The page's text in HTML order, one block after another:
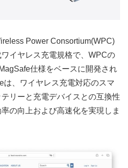
Power Consortium(WPC)
イヤレス充電規格で、WPCの
仕様をベースに開発され
は、ワイヤレス充電対応のスマ
リーと充電デバイスとの互換性
の向上および高速化を実現しま